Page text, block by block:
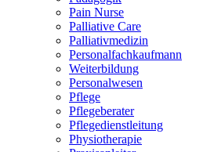
Pain Nurse
Palliative Care
Palliativmedizin
Personalfachkaufmann
Weiterbildung
Personalwesen
Pflege
Pflegeberater
Pflegedienstleitung
Physiotherapie